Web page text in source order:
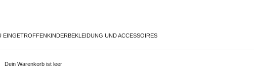
EINGETROFFEN KINDER BEKLEIDUNG UND ACCESSOIRES
Dein Warenkorb ist leer